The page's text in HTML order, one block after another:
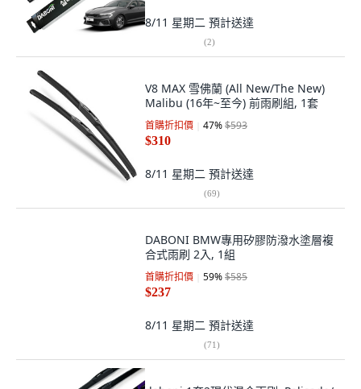
8/11 星期二 預計送達
(2)
V8 MAX 雪佛蘭 (All New/The New)
Malibu (16年~至今) 前雨刷組, 1套
首購折扣價 47%$593
$310
8/11 星期二 預計送達
(69)
DABONI BMW專用矽膠防潑水塗層複
合式雨刷 2入, 1組
首購折扣價 59%$585
$237
8/11 星期二 預計送達
(71)